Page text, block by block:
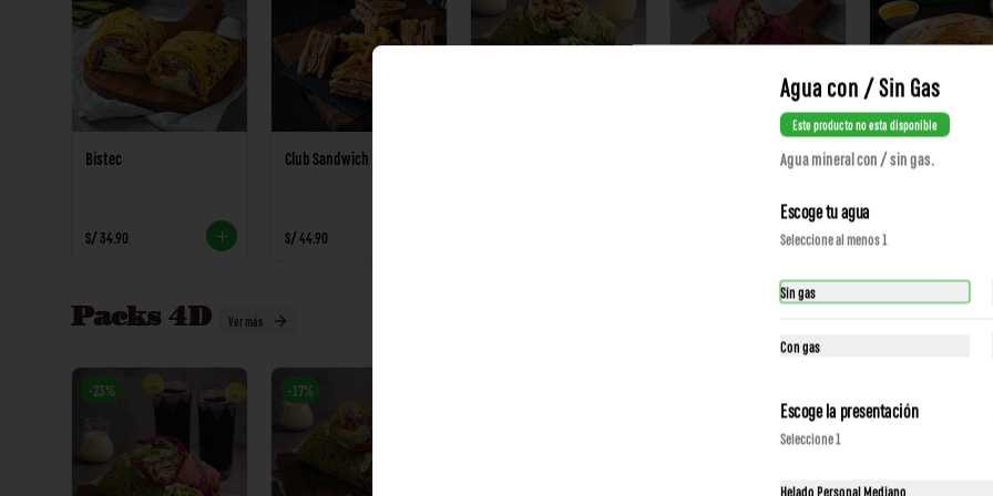
Bistec
S/ 34.90
Club Sandwich
S/ 44.90
Planchadito
S/ 39.90
Packs 4D Ver más
-23% -17%
Agua con / Sin Gas
Este producto no esta disponible
Agua mineral con / sin gas.
Escoge tu agua
Seleccione al menos 1
Sin gas
Con gas
Escoge la presentación
Seleccione 1
Helado Personal Mediano